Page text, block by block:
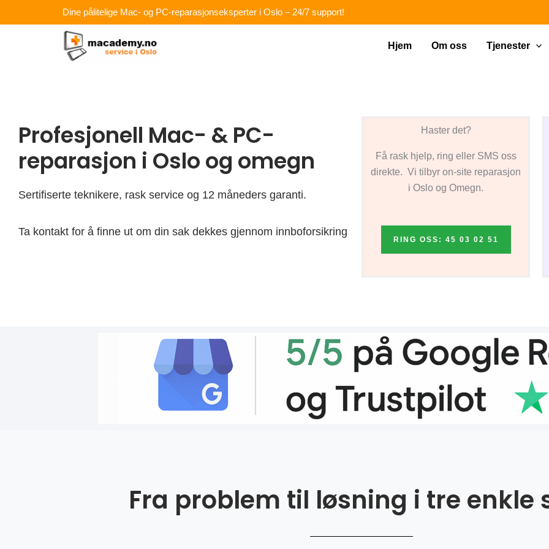
rett
Dine pålitelige Mac- og PC-reparasjonseksperter i Oslo – 24/7 support!
Hjem Om oss Tjenester
Profesjonell Mac- & PC-
reparasjon i Oslo og omegn
Sertifiserte teknikere, rask service og 12 måneders garanti.
Ta kontakt for å finne ut om din sak dekkes gjennom innboforsikring
Haster det?
Få rask hjelp, ring eller SMS oss
direkte. Vi tilbyr on-site reparasjon
i Oslo og Omegn.
RING OSS: 45 03 02 51
Fra problem til løsning i tre enkle